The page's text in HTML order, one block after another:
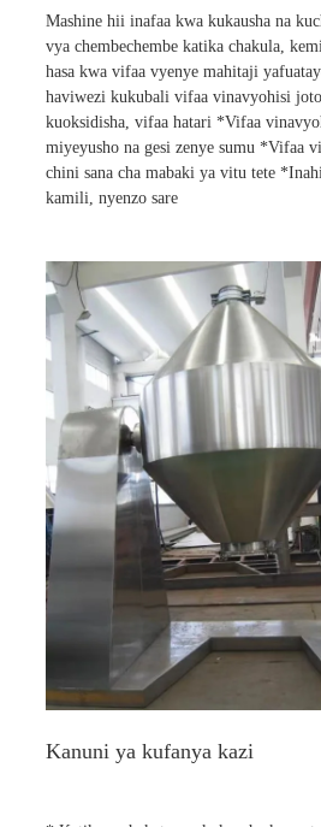
Mashine hii inafaa kwa kukausha na
vya chembechembe katika chakula,
hasa kwa vifaa vyenye mahitaji
haviwezi kukubali vifaa vinavyohisi
kuoksidisha, vifaa hatari *Vifaa
miyeyusho na gesi zenye sumu *Vifaa
chini sana cha mabaki ya vitu tete
kamili, nyenzo sare
Kanuni ya kufanya kazi